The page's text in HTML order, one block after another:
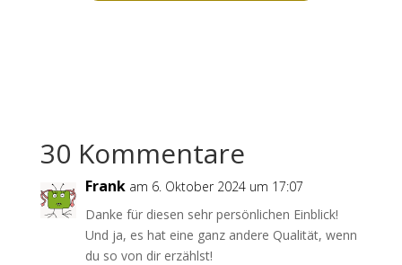
30 Kommentare
Frank am 6. Oktober 2024 um 17:07
Danke für diesen sehr persönlichen Einblick!
Und ja, es hat eine ganz andere Qualität, wenn
du so von dir erzählst!